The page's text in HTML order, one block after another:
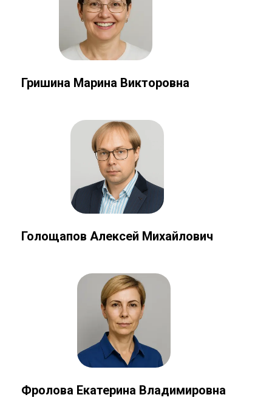
Гришина Марина Викторовна
Голощапов Алексей Михайлович
Фролова Екатерина Владимировна